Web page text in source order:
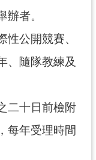
者。
公開競賽、
、隨隊教練及
二十日前檢附
每年受理時間